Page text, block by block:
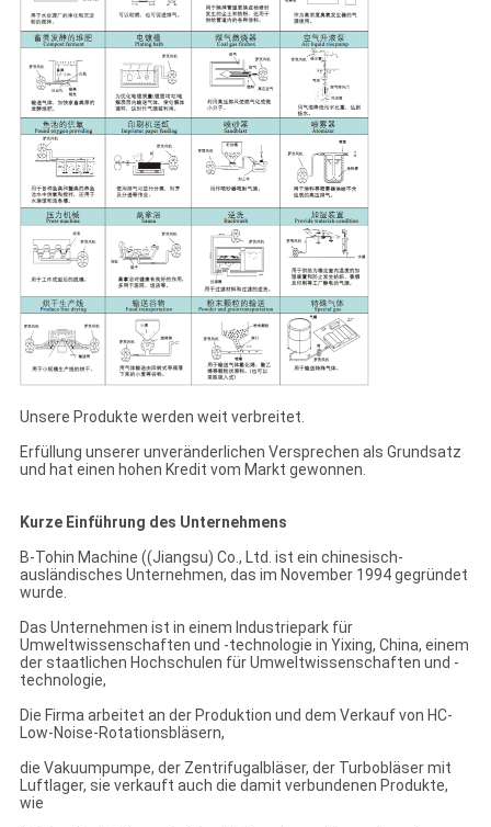
Unsere Produkte werden weit verbreitet.
Erfüllung unserer unveränderlichen Versprechen als Grundsatz
und hat einen hohen Kredit vom Markt gewonnen.
Kurze Einführung des Unternehmens
B-Tohin Machine ((Jiangsu) Co., Ltd. ist ein chinesisch-
ausländisches Unternehmen, das im November 1994 gegründet
wurde.
Das Unternehmen ist in einem Industriepark für
Umweltwissenschaften und -technologie in Yixing, China, einem
der staatlichen Hochschulen für Umweltwissenschaften und -
technologie,
Die Firma arbeitet an der Produktion und dem Verkauf von HC-
Low-Noise-Rotationsbläsern,
die Vakuumpumpe, der Zentrifugalbläser, der Turbobläser mit
Luftlager, sie verkauft auch die damit verbundenen Produkte,
wie